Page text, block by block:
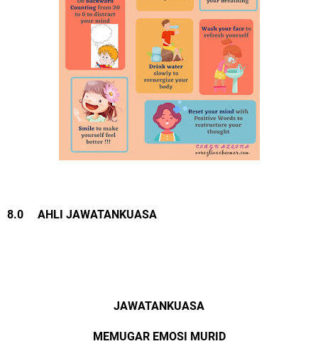
8.0 AHLI JAWATANKUASA
JAWATANKUASA
MEMUGAR EMOSI MURID